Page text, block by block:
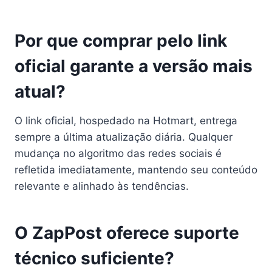
Por que comprar pelo link
oficial garante a versão mais
atual?
O link oficial, hospedado na Hotmart, entrega
sempre a última atualização diária. Qualquer
mudança no algoritmo das redes sociais é
refletida imediatamente, mantendo seu conteúdo
relevante e alinhado às tendências.
O ZapPost oferece suporte
técnico suficiente?